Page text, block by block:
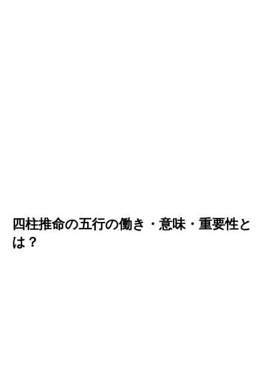
四柱推命の五行の働き・意味・重要性と
は？